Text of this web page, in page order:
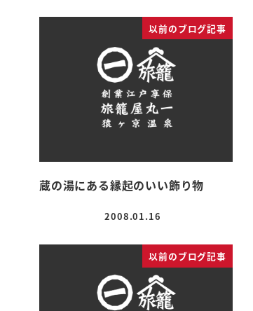
以前のブログ記事
蔵の湯にある縁起のいい飾り物
投稿日
2008.01.16
以前のブログ記事